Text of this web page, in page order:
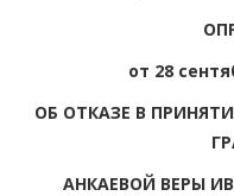
от 28
ОБ ОТКАЗЕ В
АНКАЕВОЙ ВЕРЫ